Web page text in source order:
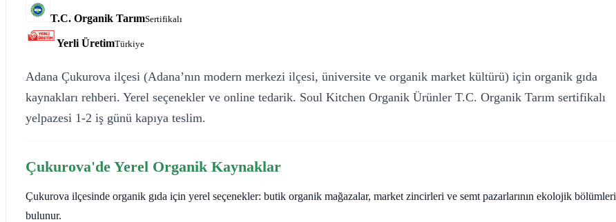
T.C. Organik TarımSertifikalı
Yerli ÜretimTürkiye
Adana Çukurova ilçesi (Adana’nın modern merkezi ilçesi, üniversite ve organik market kültürü) için organik gıda
kaynakları rehberi. Yerel seçenekler ve online tedarik. Soul Kitchen Organik Ürünler T.C. Organik Tarım sertifikalı
yelpazesi 1-2 iş günü kapıya teslim.
Çukurova'de Yerel Organik Kaynaklar
Çukurova ilçesinde organik gıda için yerel seçenekler: butik organik mağazalar, market zincirleri ve semt pazarlarının ekolojik bölümleri
bulunur.